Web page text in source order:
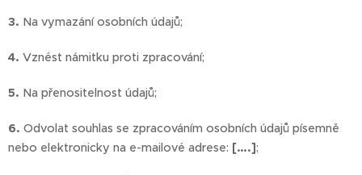
3. Na vymazání osobních údajů;
4. Vznést námitku proti zpracování;
5. Na přenositelnost údajů;
6. Odvolat souhlas se zpracováním osobních údajů písemně
nebo elektronicky na e-mailové adrese: [….];